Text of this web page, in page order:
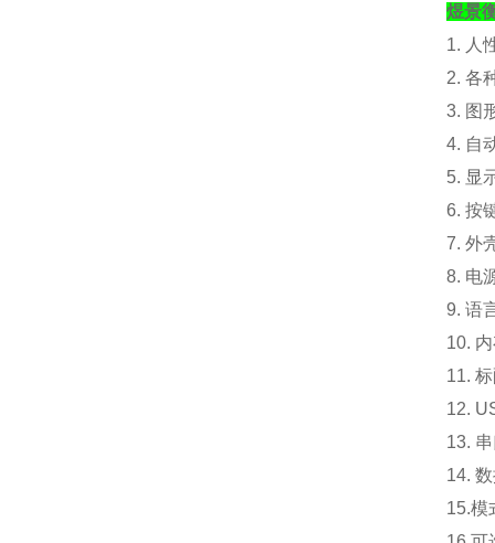
煜景
1. 人
2. 各
3. 图
4. 自
5. 显
6. 按
7. 外
8. 电
9. 语
10.
11.
12.
13.
14.
15.模